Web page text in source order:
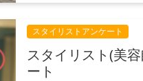
スタイリスト(美
ート
スタイリストアンケート